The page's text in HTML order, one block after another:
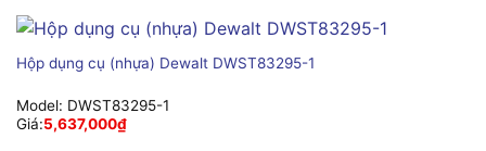
Hộp dụng cụ (nhựa) Dewalt DWST83295-1
Model: DWST83295-1
Giá:5,637,000₫